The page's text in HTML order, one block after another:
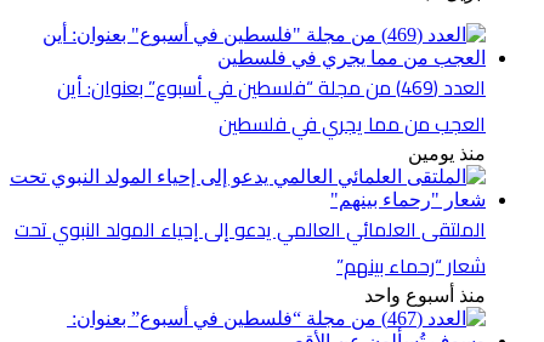
العدد (469) من مجلة “فلسطين في أسبوع” بعنوان: أين
العجب من مما يجري في فلسطين
منذ يومين
الملتقى العلمائي العالمي يدعو إلى إحياء المولد النبوي تحت
شعار “رحماء بينهم”
منذ أسبوع واحد